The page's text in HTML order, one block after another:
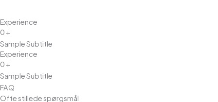
Experience
0 +
Sample Subtitle
Experience
0 +
Sample Subtitle
FAQ
Ofte stillede spørgsmål